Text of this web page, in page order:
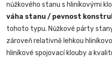
nůžkového stanu s hliníkovými
váha stanu / pevnost
tohoto typu. Nůžkové párty stany
zároveň relativně lehkou
hliníkové spojovací klouby a